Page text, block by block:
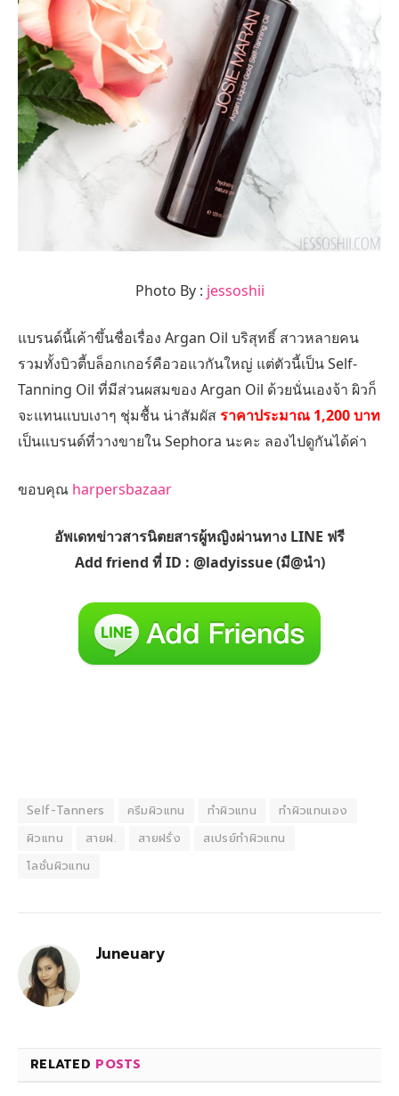
Photo By : jessoshii
แบรนด์นี้เค้าขึ้นชื่อเรื่อง Argan Oil บริสุทธิ์ สาวหลายคน
รวมทั้งบิวตี้บล็อกเกอร์คือวอแวกันใหญ่ แต่ตัวนี้เป็น Self-
Tanning Oil ที่มีส่วนผสมของ Argan Oil ด้วยนั่นเองจ้า ผิวก็
จะแทนแบบเงาๆ ชุ่มชื้น น่าสัมผัสราคาประมาณ 1,200 บาท
เป็นแบรนด์ที่วางขายใน Sephora นะคะ ลองไปดูกันได้ค่า
ขอบคุณ harpersbazaar
อัพเดทข่าวสารนิตยสารผู้หญิงผ่านทาง LINE ฟรี
Add friend ที่ ID : @ladyissue (มี@นำ)
Self-Tanners ครีมผิวแทน ทำผิวแทน
ทำผิวแทนเอง
ผิวแทน
สายฝ. สายฝรั่ง
สเปรย์ทำผิวแทน
โลชั่นผิวแทน
Juneuary
RELATED POSTS